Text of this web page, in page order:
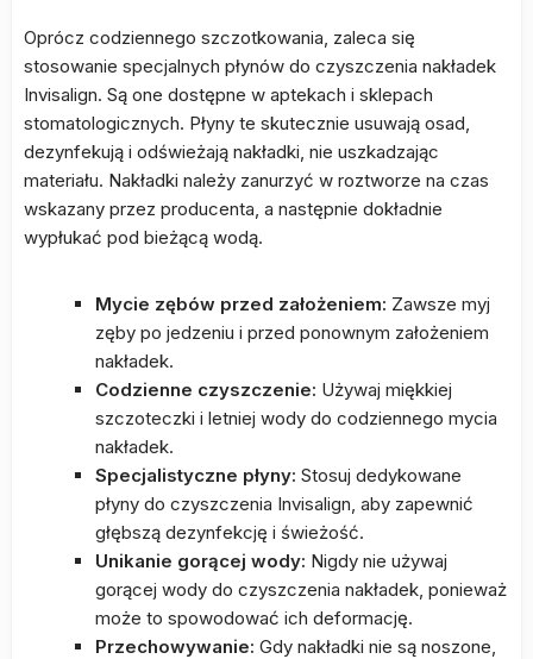
Oprócz codziennego szczotkowania, zaleca się
stosowanie specjalnych płynów do czyszczenia nakładek
Invisalign. Są one dostępne w aptekach i sklepach
stomatologicznych. Płyny te skutecznie usuwają osad,
dezynfekują i odświeżają nakładki, nie uszkadzając
materiału. Nakładki należy zanurzyć w roztworze na czas
wskazany przez producenta, a następnie dokładnie
wypłukać pod bieżącą wodą.
Mycie zębów przed założeniem: Zawsze myj
zęby po jedzeniu i przed ponownym założeniem
nakładek.
Codzienne czyszczenie: Używaj miękkiej
szczoteczki i letniej wody do codziennego mycia
nakładek.
Specjalistyczne płyny: Stosuj dedykowane
płyny do czyszczenia Invisalign, aby zapewnić
głębszą dezynfekcję i świeżość.
Unikanie gorącej wody: Nigdy nie używaj
gorącej wody do czyszczenia nakładek, ponieważ
może to spowodować ich deformację.
Przechowywanie: Gdy nakładki nie są noszone,